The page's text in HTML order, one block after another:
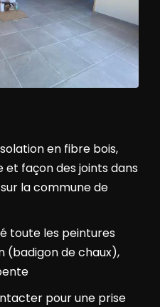
en fibre bois,
façon des joints dans
la commune de
toute les peintures
(badigon de chaux),
pour une prise